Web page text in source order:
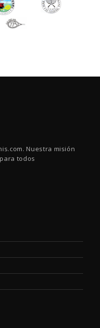
Nuestra misión
todos